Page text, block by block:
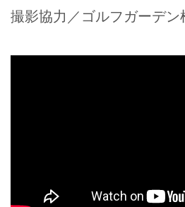
撮影協力／ゴルフガーデン